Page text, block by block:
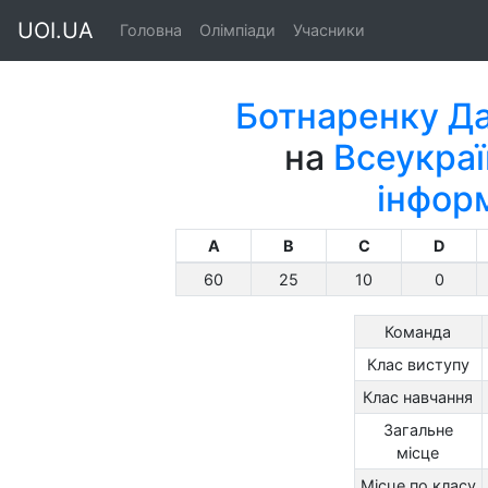
UOI.UA Головна Олімпіади Учасники
Ботнаренку
на
A B C
D
60
25 10 0
Команда
Клас виступу
Клас навчання
Загальне
місце